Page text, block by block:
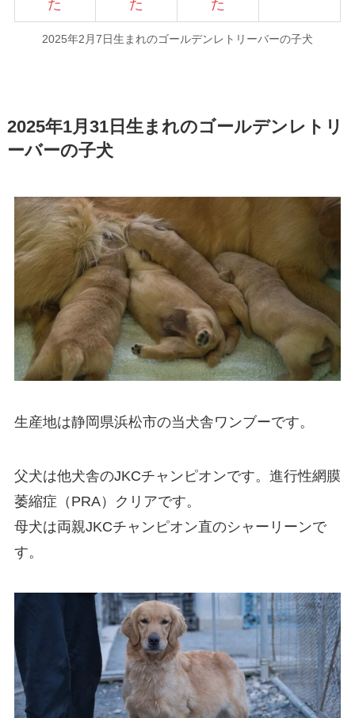
た
た
た
2025年2月7日生まれのゴールデンレトリーバーの子犬
2025年1月31日生まれのゴールデンレトリ
ーバーの子犬
生産地は静岡県浜松市の当犬舎ワンブーです。
父犬は他犬舎のJKCチャンピオンです。進行性網膜
萎縮症（PRA）クリアです。
母犬は両親JKCチャンピオン直のシャーリーンで
す。